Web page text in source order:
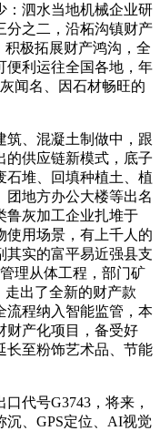
：泗水当地机械企业研
分之二，沿柘沟镇财产
积极拓展财产鸿沟，全
便利运往全国各地，年
闻名、因石材畅旺的
、混凝土制做中，跟
的供应链新模式，底子
石堆、回填种植土、植
团地方办公大楼等出名
鲁灰加工企业扎堆于
使用场景，有上千人的
其实的富平易近强县支
理从体工程，部门矿
走出了全新的财产款
流程纳入智能监管，本
财产化项目，备受好
长至粉饰艺术品、节能
代号G3743，将来，
沉、GPS定位、AI视觉